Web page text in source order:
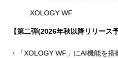
XOLOGY WF
【第二弾(2026年秋以降リリース
・「XOLOGY WF」にAI機能を搭